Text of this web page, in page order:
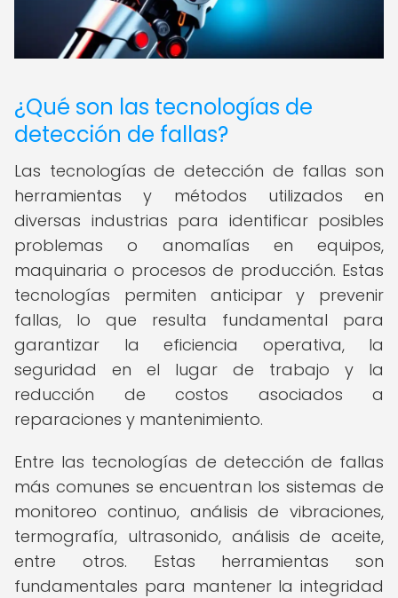
¿Qué son las tecnologías de
detección de fallas?
Las tecnologías de detección de fallas son
herramientas y métodos utilizados en
diversas industrias para identificar posibles
problemas o anomalías en equipos,
maquinaria o procesos de producción. Estas
tecnologías permiten anticipar y prevenir
fallas, lo que resulta fundamental para
garantizar la eficiencia operativa, la
seguridad en el lugar de trabajo y la
reducción de costos asociados a
reparaciones y mantenimiento.
Entre las tecnologías de detección de fallas
más comunes se encuentran los sistemas de
monitoreo continuo, análisis de vibraciones,
termografía, ultrasonido, análisis de aceite,
entre otros. Estas herramientas son
fundamentales para mantener la integridad